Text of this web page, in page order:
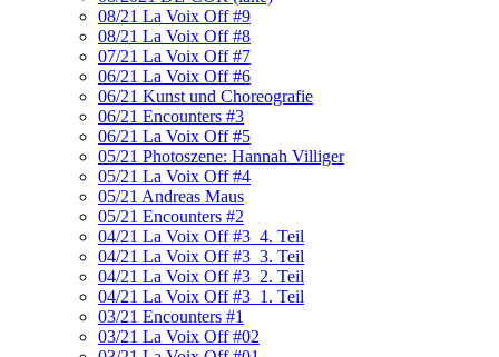
08/21 La Voix Off #9
08/21 La Voix Off #8
07/21 La Voix Off #7
06/21 La Voix Off #6
06/21 Kunst und Choreografie
06/21 Encounters #3
06/21 La Voix Off #5
05/21 Photoszene: Hannah Villiger
05/21 La Voix Off #4
05/21 Andreas Maus
05/21 Encounters #2
04/21 La Voix Off #3_4. Teil
04/21 La Voix Off #3_3. Teil
04/21 La Voix Off #3_2. Teil
04/21 La Voix Off #3_1. Teil
03/21 Encounters #1
03/21 La Voix Off #02